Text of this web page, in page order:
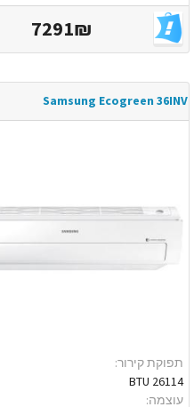
7291₪
Samsung Ecogreen 36INV
תפוקת קירור:
26114 BTU
עוצמה: